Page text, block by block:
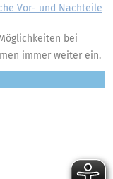
Vor- und Nachteile
bei
immer weiter ein.